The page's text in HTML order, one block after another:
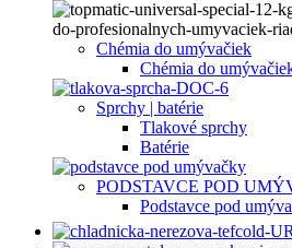
Chémia do umývačiek
Chémia do
Sprchy | batérie
Tlakové sprchy
Batérie
PODSTAVCE POD
Podstavce pod